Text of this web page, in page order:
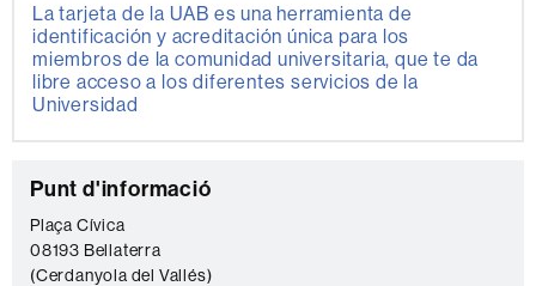
La tarjeta de la UAB es una herramienta de
identificación y acreditación única para los
miembros de la comunidad universitaria, que te da
libre acceso a los diferentes servicios de la
Universidad
C
o
n
Punt d'informació
Plaça Cívica
08193 Bellaterra
(Cerdanyola del Vallés)